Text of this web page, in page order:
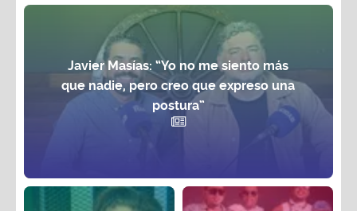
Javier Masías: “Yo no me siento más
que nadie, pero creo que expreso una
postura”